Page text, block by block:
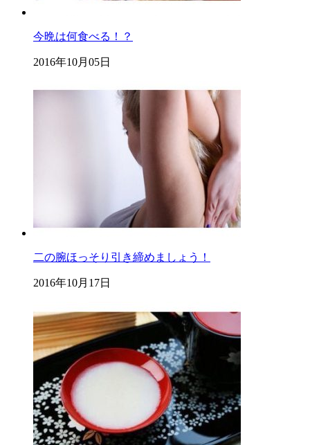
今晩は何食べる！？
2016年10月05日
二の腕ほっそり引き締めましょう！
2016年10月17日